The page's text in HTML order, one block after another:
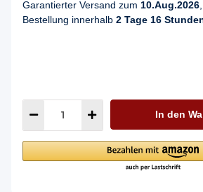
Garantierter Versand zum 10.Aug.2026
Bestellung innerhalb 2 Tage 16
In den